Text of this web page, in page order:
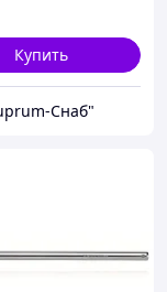
Купить
Снаб"